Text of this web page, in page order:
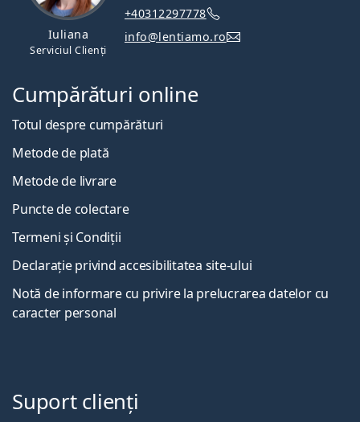
Iuliana
Serviciul Clienți
+40312297778
info@lentiamo.ro
Cumpărături online
Totul despre cumpărături
Metode de plată
Metode de livrare
Puncte de colectare
Termeni și Condiții
Declarație privind accesibilitatea site-ului
Notă de informare cu privire la prelucrarea datelor cu
caracter personal
Suport clienți